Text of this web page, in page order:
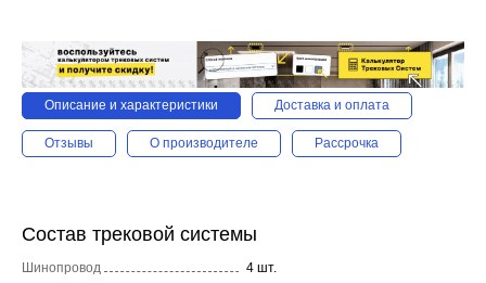
Описание и характеристики Доставка и оплата
Отзывы О производителе Рассрочка
Состав трековой системы
Шинопровод 4 шт.